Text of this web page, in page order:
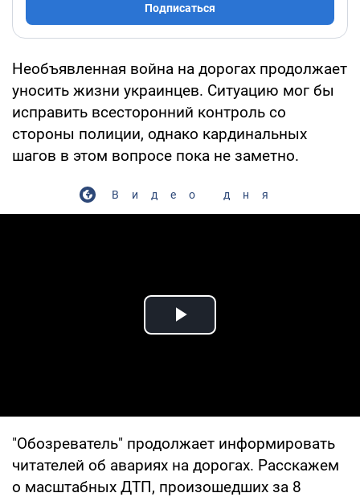
Подписаться
Необъявленная война на дорогах продолжает
уносить жизни украинцев. Ситуацию мог бы
исправить всесторонний контроль со
стороны полиции, однако кардинальных
шагов в этом вопросе пока не заметно.
Видео дня
Play Video
"Обозреватель" продолжает информировать
читателей об авариях на дорогах. Расскажем
о масштабных ДТП, произошедших за 8